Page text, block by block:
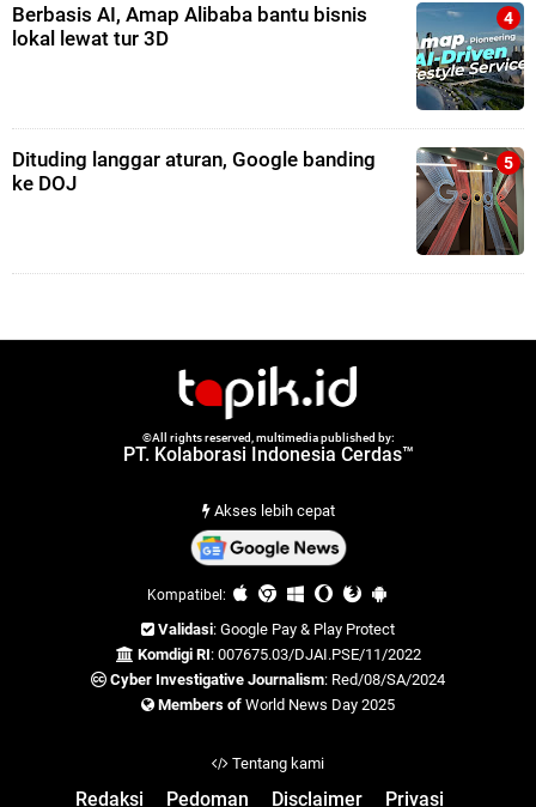
Berbasis AI, Amap Alibaba bantu bisnis
lokal lewat tur 3D
Dituding langgar aturan, Google banding
ke DOJ
©All rights reserved, multimedia published by:
PT. Kolaborasi Indonesia Cerdas™
Akses lebih cepat
Kompatibel:
Validasi: Google Pay & Play Protect
Komdigi RI: 007675.03/DJAI.PSE/11/2022
Cyber Investigative Journalism: Red/08/SA/2024
Members of World News Day 2025
Tentang kami
Redaksi Pedoman Disclaimer Privasi